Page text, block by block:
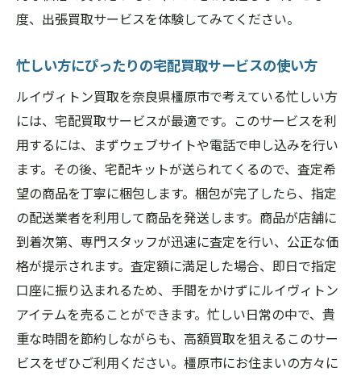
度、出張買取サービスを体験してみてください。
忙しい方にぴったりの宅配買取サービスの使い方
ルイヴィトン買取を奈良県橿原市で考えている忙しい方
には、宅配買取サービスが最適です。このサービスを利
用するには、まずウェブサイトや電話で申し込みを行い
ます。その後、宅配キットが送られてくるので、査定希
望の商品を丁寧に梱包します。梱包が完了したら、指定
の配送業者を利用して商品を発送します。商品が店舗に
到着次第、専門スタッフが迅速に査定を行い、公正な価
格が提示されます。査定額に満足した場合、即日で指定
口座に振り込まれるため、手間をかけずにルイヴィトン
アイテムを売ることができます。忙しい日常の中で、貴
重な時間を節約しながらも、高額買取を狙えるこのサー
ビスをぜひご利用ください。橿原市にお住まいの方々に